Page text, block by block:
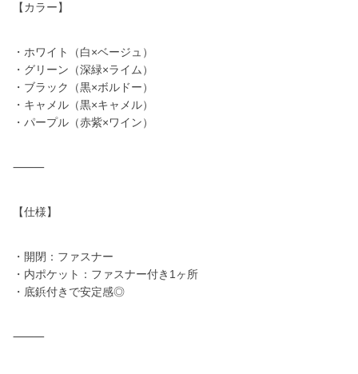
【カラー】
・ホワイト（白×ベージュ）
・グリーン（深緑×ライム）
・ブラック（黒×ボルドー）
・キャメル（黒×キャメル）
・パープル（赤紫×ワイン）
⸻
【仕様】
・開閉：ファスナー
・内ポケット：ファスナー付き1ヶ所
・底鋲付きで安定感◎
⸻